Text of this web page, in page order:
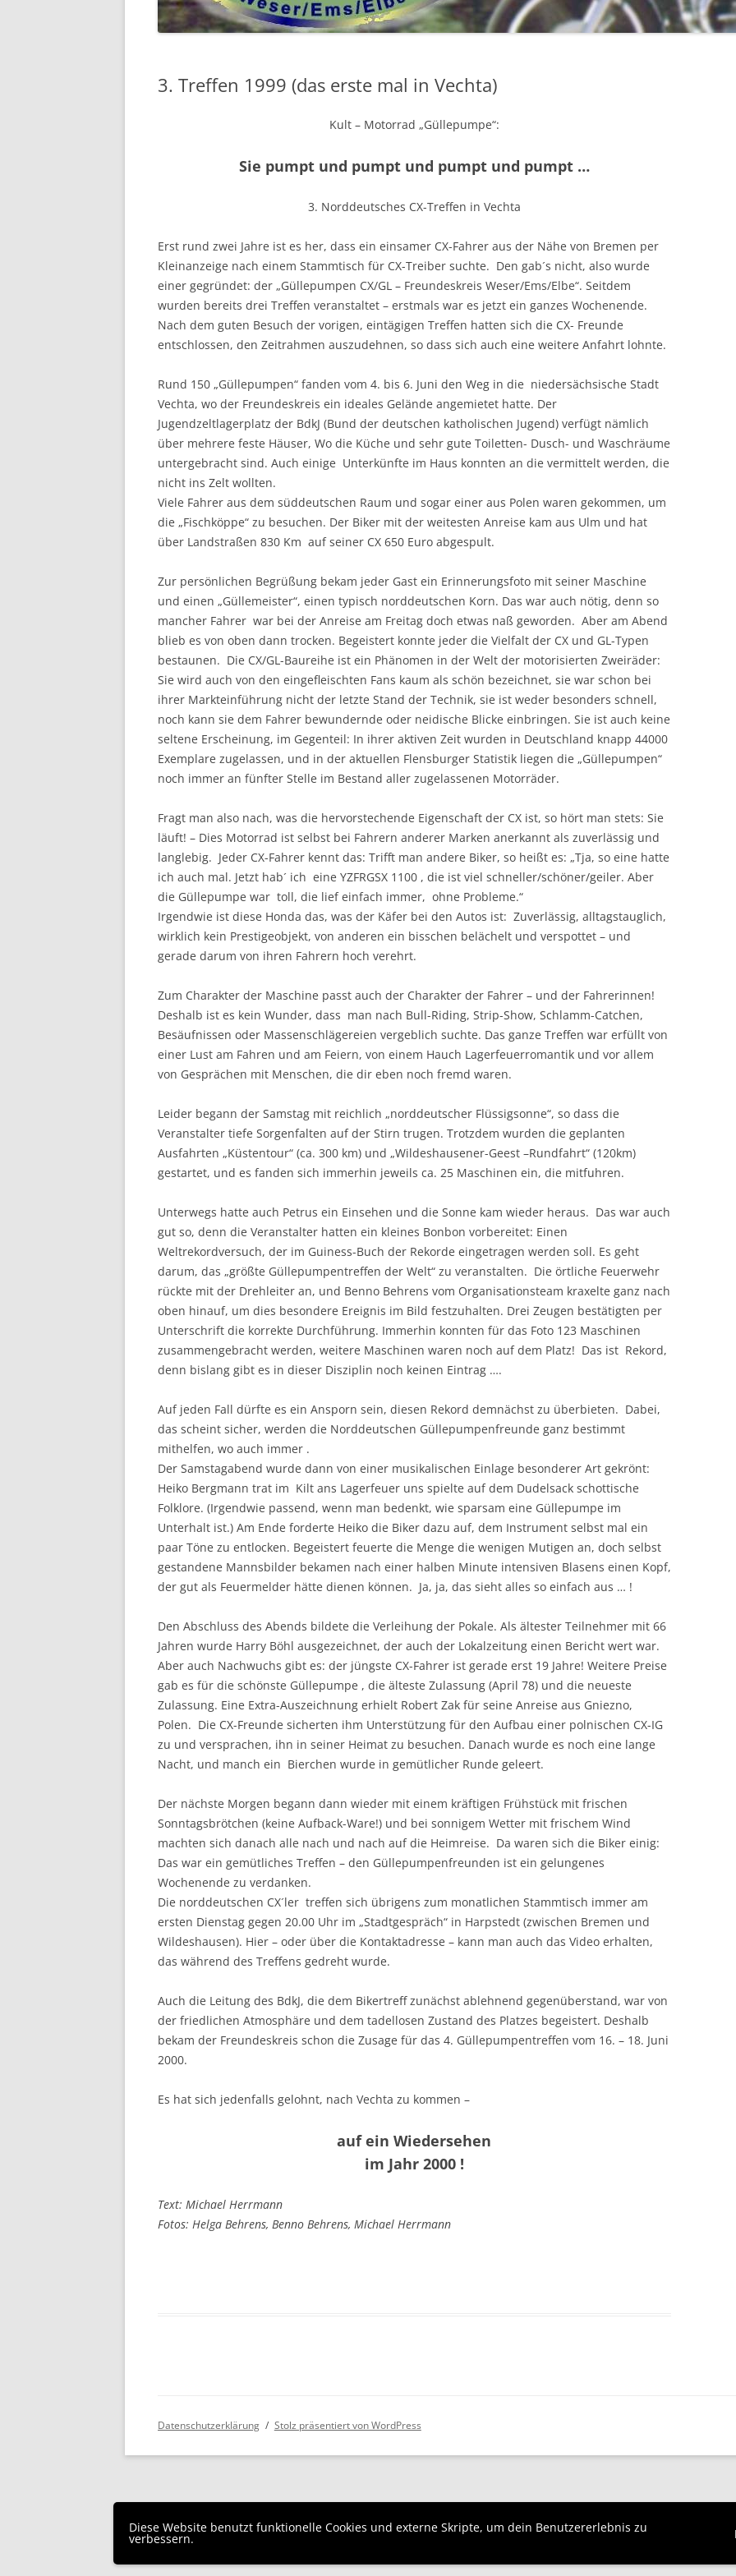
Diese Website benutzt funktionelle Cookies und externe Skripte, um dein Benutzererlebnis zu
verbessern.
SPRINGE 2019
2018
VECHTA 2018-
DÄNEMARK 2017
VECHTA 2017-
JÜRGEN L.´S FOTOALBUM
BREMER RUNDFUNKMUSEUM
FEBR. 2017
2016
VECHTA 2016 –
2016_J.LÜKEN
BAU
SPRINGE – OKT. 2016
2015
2014
WILDESHAUSER GEEST 2012
GÜLLEPUMPENTREFFEN2012
2011 VECHTA 2011
AKTIVITÄTEN 2010
2009 GÜLLEPUMPENTREFFEN 2009
CX 650 C
3. Treffen 1999 (das erste mal in Vechta)
Kult – Motorrad „Güllepumpe“:
Sie pumpt und pumpt und pumpt und pumpt …
3. Norddeutsches CX-Treffen in Vechta
Erst rund zwei Jahre ist es her, dass ein einsamer CX-Fahrer aus der Nähe von Bremen per
Kleinanzeige nach einem Stammtisch für CX-Treiber suchte. Den gab´s nicht, also wurde
einer gegründet: der „Güllepumpen CX/GL – Freundeskreis Weser/Ems/Elbe“. Seitdem
wurden bereits drei Treffen veranstaltet – erstmals war es jetzt ein ganzes Wochenende.
Nach dem guten Besuch der vorigen, eintägigen Treffen hatten sich die CX- Freunde
entschlossen, den Zeitrahmen auszudehnen, so dass sich auch eine weitere Anfahrt lohnte.
Rund 150 „Güllepumpen“ fanden vom 4. bis 6. Juni den Weg in die niedersächsische Stadt
Vechta, wo der Freundeskreis ein ideales Gelände angemietet hatte. Der
Jugendzeltlagerplatz der BdkJ (Bund der deutschen katholischen Jugend) verfügt nämlich
über mehrere feste Häuser, Wo die Küche und sehr gute Toiletten- Dusch- und Waschräume
untergebracht sind. Auch einige Unterkünfte im Haus konnten an die vermittelt werden, die
nicht ins Zelt wollten.
Viele Fahrer aus dem süddeutschen Raum und sogar einer aus Polen waren gekommen, um
die „Fischköppe“ zu besuchen. Der Biker mit der weitesten Anreise kam aus Ulm und hat
über Landstraßen 830 Km auf seiner CX 650 Euro abgespult.
Zur persönlichen Begrüßung bekam jeder Gast ein Erinnerungsfoto mit seiner Maschine
und einen „Güllemeister“, einen typisch norddeutschen Korn. Das war auch nötig, denn so
mancher Fahrer war bei der Anreise am Freitag doch etwas naß geworden. Aber am Abend
blieb es von oben dann trocken. Begeistert konnte jeder die Vielfalt der CX und GL-Typen
bestaunen. Die CX/GL-Baureihe ist ein Phänomen in der Welt der motorisierten Zweiräder:
Sie wird auch von den eingefleischten Fans kaum als schön bezeichnet, sie war schon bei
ihrer Markteinführung nicht der letzte Stand der Technik, sie ist weder besonders schnell,
noch kann sie dem Fahrer bewundernde oder neidische Blicke einbringen. Sie ist auch keine
seltene Erscheinung, im Gegenteil: In ihrer aktiven Zeit wurden in Deutschland knapp 44000
Exemplare zugelassen, und in der aktuellen Flensburger Statistik liegen die „Güllepumpen“
noch immer an fünfter Stelle im Bestand aller zugelassenen Motorräder.
Fragt man also nach, was die hervorstechende Eigenschaft der CX ist, so hört man stets: Sie
läuft! – Dies Motorrad ist selbst bei Fahrern anderer Marken anerkannt als zuverlässig und
langlebig. Jeder CX-Fahrer kennt das: Trifft man andere Biker, so heißt es: „Tja, so eine hatte
ich auch mal. Jetzt hab´ ich eine YZFRGSX 1100 , die ist viel schneller/schöner/geiler. Aber
die Güllepumpe war toll, die lief einfach immer, ohne Probleme.“
Irgendwie ist diese Honda das, was der Käfer bei den Autos ist: Zuverlässig, alltagstauglich,
wirklich kein Prestigeobjekt, von anderen ein bisschen belächelt und verspottet – und
gerade darum von ihren Fahrern hoch verehrt.
Zum Charakter der Maschine passt auch der Charakter der Fahrer – und der Fahrerinnen!
Deshalb ist es kein Wunder, dass man nach Bull-Riding, Strip-Show, Schlamm-Catchen,
Besäufnissen oder Massenschlägereien vergeblich suchte. Das ganze Treffen war erfüllt von
einer Lust am Fahren und am Feiern, von einem Hauch Lagerfeuerromantik und vor allem
von Gesprächen mit Menschen, die dir eben noch fremd waren.
Leider begann der Samstag mit reichlich „norddeutscher Flüssigsonne“, so dass die
Veranstalter tiefe Sorgenfalten auf der Stirn trugen. Trotzdem wurden die geplanten
Ausfahrten „Küstentour“ (ca. 300 km) und „Wildeshausener-Geest –Rundfahrt“ (120km)
gestartet, und es fanden sich immerhin jeweils ca. 25 Maschinen ein, die mitfuhren.
Unterwegs hatte auch Petrus ein Einsehen und die Sonne kam wieder heraus. Das war auch
gut so, denn die Veranstalter hatten ein kleines Bonbon vorbereitet: Einen
Weltrekordversuch, der im Guiness-Buch der Rekorde eingetragen werden soll. Es geht
darum, das „größte Güllepumpentreffen der Welt“ zu veranstalten. Die örtliche Feuerwehr
rückte mit der Drehleiter an, und Benno Behrens vom Organisationsteam kraxelte ganz nach
oben hinauf, um dies besondere Ereignis im Bild festzuhalten. Drei Zeugen bestätigten per
Unterschrift die korrekte Durchführung. Immerhin konnten für das Foto 123 Maschinen
zusammengebracht werden, weitere Maschinen waren noch auf dem Platz! Das ist Rekord,
denn bislang gibt es in dieser Disziplin noch keinen Eintrag ….
Auf jeden Fall dürfte es ein Ansporn sein, diesen Rekord demnächst zu überbieten. Dabei,
das scheint sicher, werden die Norddeutschen Güllepumpenfreunde ganz bestimmt
mithelfen, wo auch immer .
Der Samstagabend wurde dann von einer musikalischen Einlage besonderer Art gekrönt:
Heiko Bergmann trat im Kilt ans Lagerfeuer uns spielte auf dem Dudelsack schottische
Folklore. (Irgendwie passend, wenn man bedenkt, wie sparsam eine Güllepumpe im
Unterhalt ist.) Am Ende forderte Heiko die Biker dazu auf, dem Instrument selbst mal ein
paar Töne zu entlocken. Begeistert feuerte die Menge die wenigen Mutigen an, doch selbst
gestandene Mannsbilder bekamen nach einer halben Minute intensiven Blasens einen Kopf,
der gut als Feuermelder hätte dienen können. Ja, ja, das sieht alles so einfach aus … !
Den Abschluss des Abends bildete die Verleihung der Pokale. Als ältester Teilnehmer mit 66
Jahren wurde Harry Böhl ausgezeichnet, der auch der Lokalzeitung einen Bericht wert war.
Aber auch Nachwuchs gibt es: der jüngste CX-Fahrer ist gerade erst 19 Jahre! Weitere Preise
gab es für die schönste Güllepumpe , die älteste Zulassung (April 78) und die neueste
Zulassung. Eine Extra-Auszeichnung erhielt Robert Zak für seine Anreise aus Gniezno,
Polen. Die CX-Freunde sicherten ihm Unterstützung für den Aufbau einer polnischen CX-IG
zu und versprachen, ihn in seiner Heimat zu besuchen. Danach wurde es noch eine lange
Nacht, und manch ein Bierchen wurde in gemütlicher Runde geleert.
Der nächste Morgen begann dann wieder mit einem kräftigen Frühstück mit frischen
Sonntagsbrötchen (keine Aufback-Ware!) und bei sonnigem Wetter mit frischem Wind
machten sich danach alle nach und nach auf die Heimreise. Da waren sich die Biker einig:
Das war ein gemütliches Treffen – den Güllepumpenfreunden ist ein gelungenes
Wochenende zu verdanken.
Die norddeutschen CX´ler treffen sich übrigens zum monatlichen Stammtisch immer am
ersten Dienstag gegen 20.00 Uhr im „Stadtgespräch“ in Harpstedt (zwischen Bremen und
Wildeshausen). Hier – oder über die Kontaktadresse – kann man auch das Video erhalten,
das während des Treffens gedreht wurde.
Auch die Leitung des BdkJ, die dem Bikertreff zunächst ablehnend gegenüberstand, war von
der friedlichen Atmosphäre und dem tadellosen Zustand des Platzes begeistert. Deshalb
bekam der Freundeskreis schon die Zusage für das 4. Güllepumpentreffen vom 16. – 18. Juni
2000.
Es hat sich jedenfalls gelohnt, nach Vechta zu kommen –
auf ein Wiedersehen
im Jahr 2000 !
Text: Michael Herrmann
Fotos: Helga Behrens, Benno Behrens, Michael Herrmann
Datenschutzerklärung Stolz präsentiert von WordPress